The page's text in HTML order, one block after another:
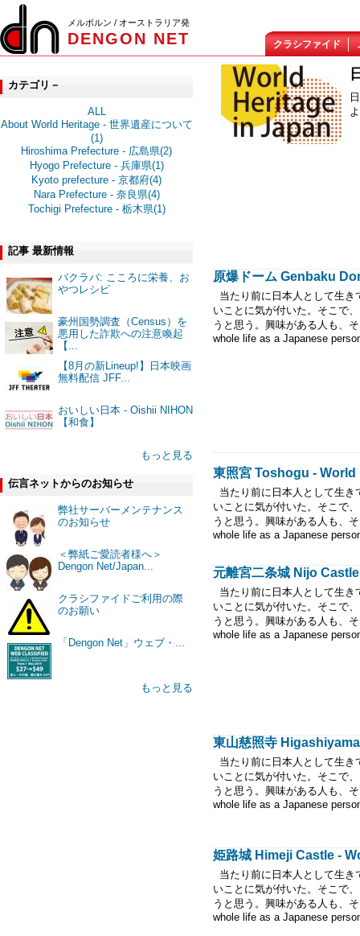
メルボルン / オーストラリア発
DENGON NET クラシファイド
カテゴリ－
ALL
About World Heritage - 世界遺産について
(1)
Hiroshima Prefecture - 広島県(2)
Hyogo Prefecture - 兵庫県(1)
Kyoto prefecture - 京都府(4)
Nara Prefecture - 奈良県(4)
Tochigi Prefecture - 栃木県(1)
記事 最新情報
バクラバ: こころに栄養、お
やつレシピ
豪州国勢調査（Census）を
悪用した詐欺への注意喚起
【...
【8月の新Lineup!】日本映画
無料配信 JFF...
おいしい日本 - Oishii NIHON
【和食】
もっと見る
伝言ネットからのお知らせ
弊社サーバーメンテナンス
のお知らせ
＜弊紙ご愛読者様へ＞
Dengon Net/Japan...
クラシファイドご利用の際
のお願い
「Dengon Net」ウェブ・...
もっと見る
原爆ドーム Genbaku
当たり前に日本人として生き
いことに気が付いた。そこで
うと思う。興味がある人も、
whole life as a Japanese
東照宮 Toshogu - World
当たり前に日本人として生き
いことに気が付いた。そこで
うと思う。興味がある人も、
whole life as a Japanese
元離宮二条城 Nijo
当たり前に日本人として生き
いことに気が付いた。そこで
うと思う。興味がある人も、
whole life as a Japanese
東山慈照寺
当たり前に日本人として生き
いことに気が付いた。そこで
うと思う。興味がある人も、
whole life as a Japanese
姫路城 Himeji Castle -
当たり前に日本人として生き
いことに気が付いた。そこで
うと思う。興味がある人も、
whole life as a Japanese